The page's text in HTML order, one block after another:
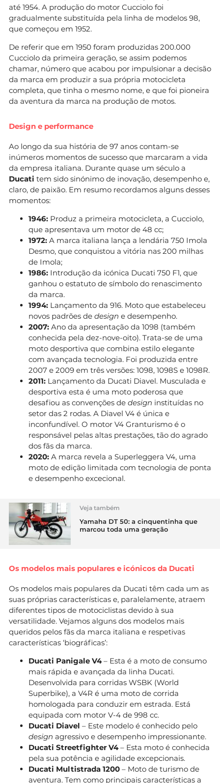
até 1954. A produção do motor Cucciolo foi
gradualmente substituída pela linha de modelos 98,
que começou em 1952.
De referir que em 1950 foram produzidas 200.000
Cucciolo da primeira geração, se assim podemos
chamar, número que acabou por impulsionar a decisão
da marca em produzir a sua própria motocicleta
completa, que tinha o mesmo nome, e que foi pioneira
da aventura da marca na produção de motos.
Design e performance
Ao longo da sua história de 97 anos contam-se
inúmeros momentos de sucesso que marcaram a vida
da empresa italiana. Durante quase um século a
Ducati tem sido sinónimo de inovação, desempenho e,
claro, de paixão. Em resumo recordamos alguns desses
momentos:
1946: Produz a primeira motocicleta, a Cucciolo,
que apresentava um motor de 48 cc;
1972: A marca italiana lança a lendária 750 Imola
Desmo, que conquistou a vitória nas 200 milhas
de Imola;
1986: Introdução da icónica Ducati 750 F1, que
ganhou o estatuto de símbolo do renascimento
da marca.
1994: Lançamento da 916. Moto que estabeleceu
novos padrões de design e desempenho.
2007: Ano da apresentação da 1098 (também
conhecida pela dez-nove-oito). Trata-se de uma
moto desportiva que combina estilo elegante
com avançada tecnologia. Foi produzida entre
2007 e 2009 em três versões: 1098, 1098S e 1098R.
2011: Lançamento da Ducati Diavel. Musculada e
desportiva esta é uma moto poderosa que
desafiou as convenções de design instituídas no
setor das 2 rodas. A Diavel V4 é única e
inconfundível. O motor V4 Granturismo é o
responsável pelas altas prestações, tão do agrado
dos fãs da marca.
2020: A marca revela a Superleggera V4, uma
moto de edição limitada com tecnologia de ponta
e desempenho excecional.
Veja também
Yamaha DT 50: a cinquentinha que
marcou toda uma geração
Os modelos mais populares e icónicos da Ducati
Os modelos mais populares da Ducati têm cada um as
suas próprias características e, paralelamente, atraem
diferentes tipos de motociclistas devido à sua
versatilidade. Vejamos alguns dos modelos mais
queridos pelos fãs da marca italiana e respetivas
características ‘biográficas’:
Ducati Panigale V4– Esta é a moto de consumo
mais rápida e avançada da linha Ducati.
Desenvolvida para corridas WSBK (World
Superbike), a V4R é uma moto de corrida
homologada para conduzir em estrada. Está
equipada com motor V-4 de 998 cc.
Ducati Diavel – Este modelo é conhecido pelo
design agressivo e desempenho impressionante.
Ducati Streetfighter V4– Esta moto é conhecida
pela sua potência e agilidade excepcionais.
Ducati Multistrada 1200 – Moto de turismo de
aventura. Tem como principais características a